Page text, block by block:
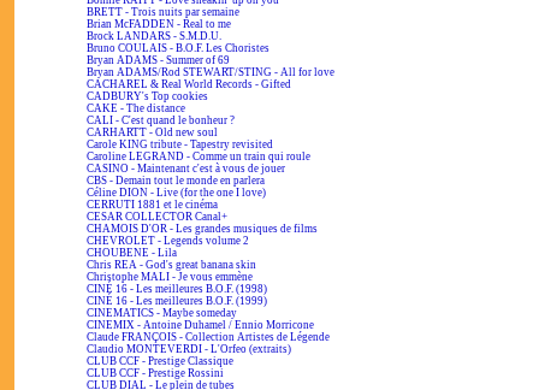
BRETT - Trois nuits par semaine
Brian McFADDEN - Real to me
Brock LANDARS - S.M.D.U.
Bruno COULAIS - B.O.F. Les Choristes
Bryan ADAMS - Summer of 69
Bryan ADAMS/Rod STEWART/STING - All for love
CACHAREL & Real World Records - Gifted
CADBURY's Top cookies
CAKE - The distance
CALI - C'est quand le bonheur ?
CARHARTT - Old new soul
Carole KING tribute - Tapestry revisited
Caroline LEGRAND - Comme un train qui roule
CASINO - Maintenant c'est à vous de jouer
CBS - Demain tout le monde en parlera
Céline DION - Live (for the one I love)
CERRUTI 1881 et le cinéma
CESAR COLLECTOR Canal+
CHAMOIS D'OR - Les grandes musiques de films
CHEVROLET - Legends volume 2
CHOUBENE - Lila
Chris REA - God's great banana skin
Christophe MALI - Je vous emmène
CINÉ 16 - Les meilleures B.O.F. (1998)
CINÉ 16 - Les meilleures B.O.F. (1999)
CINEMATICS - Maybe someday
CINEMIX - Antoine Duhamel / Ennio Morricone
Claude FRANÇOIS - Collection Artistes de Légende
Claudio MONTEVERDI - L'Orfeo (extraits)
CLUB CCF - Prestige Classique
CLUB CCF - Prestige Rossini
CLUB DIAL - Le plein de tubes